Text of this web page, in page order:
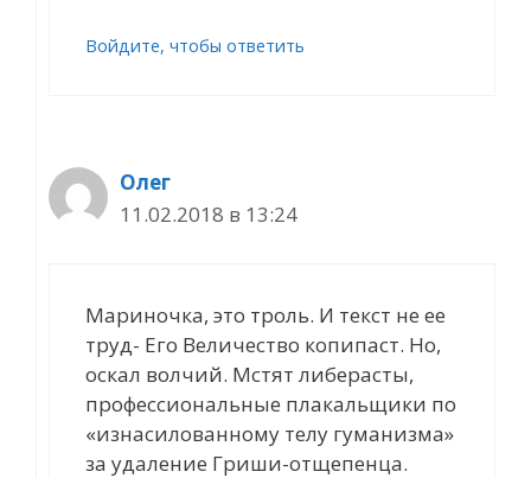
Войдите, чтобы ответить
Олег
11.02.2018 в 13:24
Мариночка, это троль. И текст не ее
труд- Его Величество копипаст. Но,
оскал волчий. Мстят либерасты,
профессиональные плакальщики по
«изнасилованному телу гуманизма»
за удаление Гриши-отщепенца.